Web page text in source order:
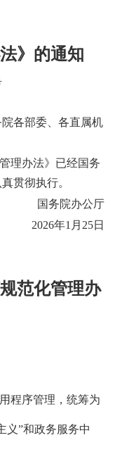
》的通知
各部委、各直属机
理办法》已经国务
贯彻执行。
国务院办公厅
2026年1月25日
范化管理办
程序管理，统筹为
义”和政务服务中